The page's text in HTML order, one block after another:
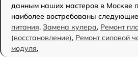
данным наших мастеров в Москве
наиболее востребованы
питания, Замена кулера, Ремонт
(восстановление), Ремонт силовой
модуля,